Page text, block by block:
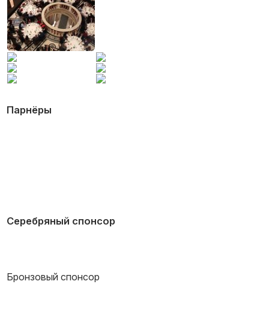
Парнёры
Серебряный спонсор
Бронзовый спонсор